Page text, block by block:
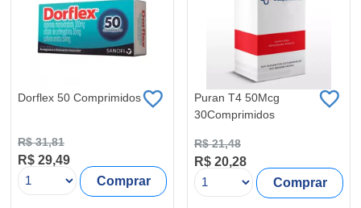
Dorflex 50 Comprimidos
R$ 31,81
R$ 29,49
Comprar
Puran T4 50Mcg
30Comprimidos
R$ 21,48
R$ 20,28
Comprar